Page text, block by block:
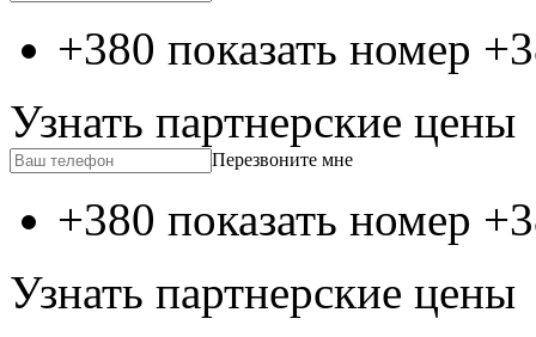
+380 показать номер
Узнать партнерские цены
Перезвоните мне
+380 показать номер
Узнать партнерские цены